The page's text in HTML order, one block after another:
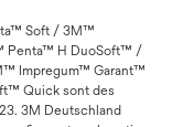
Soft / 3M™
Penta™ H DuoSoft™ /
Impregum™ Garant™
Quick sont des
3M Deutschland